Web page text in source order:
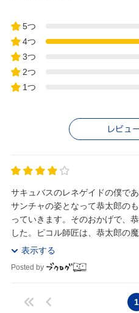
5つ
4つ
3つ
2つ
1つ
レビュ
サキュバスのレネゲイドの僕で
サンチャの姿となって恭太郎の
っていきます。そのおかげで、
した。ピコル師匠は、恭太郎の
らぶえっち」でアソコをビンビ
表示する
Posted by
1